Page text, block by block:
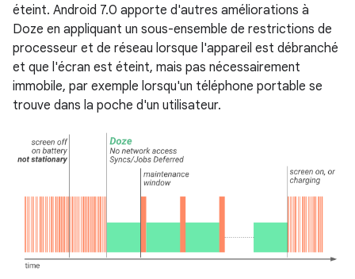
éteint. Android 7.0 apporte d'autres améliorations à
Doze en appliquant un sous-ensemble de restrictions de
processeur et de réseau lorsque l'appareil est débranché
et que l'écran est éteint, mais pas nécessairement
immobile, par exemple lorsqu'un téléphone portable se
trouve dans la poche d'un utilisateur.